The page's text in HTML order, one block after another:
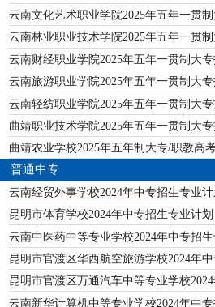
云南文化艺术职业学院2025年五年一贯
云南林业职业技术学院2025年五年一贯
云南财经职业学院2025年五年一贯制大
云南旅游职业学院2025年五年一贯制大
云南轻纺职业学院2025年五年一贯制大
曲靖职业技术学院2025年五年一贯制大
曲靖农业学校2025年五年制大专/职教高
普通中专
云南经贸外事学校2024年中专招生专业计
昆明市体育学校2024年中专招生专业计划
云南中医药中等专业学校2024年中专招
昆明市官渡区华西航空旅游学校2024年
昆明市官渡区万通汽车中等专业学校
云南新华计算机中等专业学校2024年中